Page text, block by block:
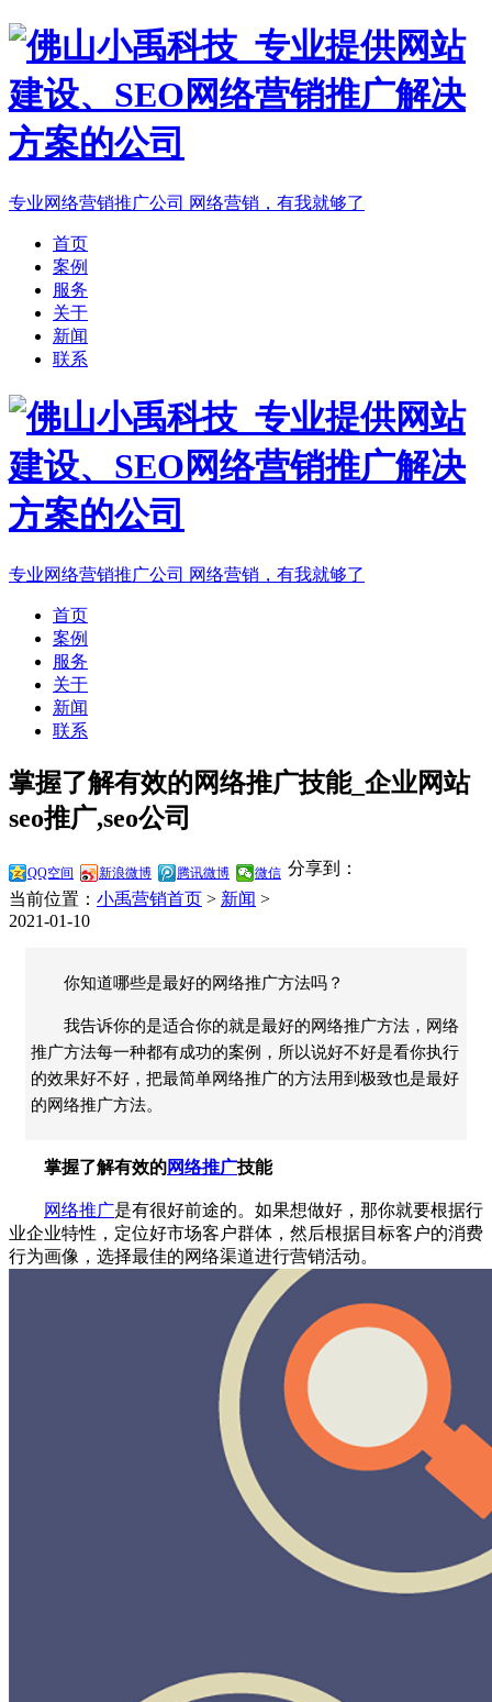
专业网络营销推广公司 网络营销，有我就够了
首页
案例
服务
关于
新闻
联系
专业网络营销推广公司 网络营销，有我就够了
首页
案例
服务
关于
新闻
联系
掌握了解有效的网络推广技能_企业网站
seo推广,seo公司
分享到：
QQ空间 新浪微博 腾讯微博 微信
当前位置： 小禹营销首页 > 新闻 >
2021-01-10
你知道哪些是最好的网络推广方法吗？
我告诉你的是适合你的就是最好的网络推广方法，网络
推广方法每一种都有成功的案例，所以说好不好是看你执行
的效果好不好，把最简单网络推广的方法用到极致也是最好
的网络推广方法。
掌握了解有效的网络推广技能
网络推广是有很好前途的。如果想做好，那你就要根据行
业企业特性，定位好市场客户群体，然后根据目标客户的消费
行为画像，选择最佳的网络渠道进行营销活动。